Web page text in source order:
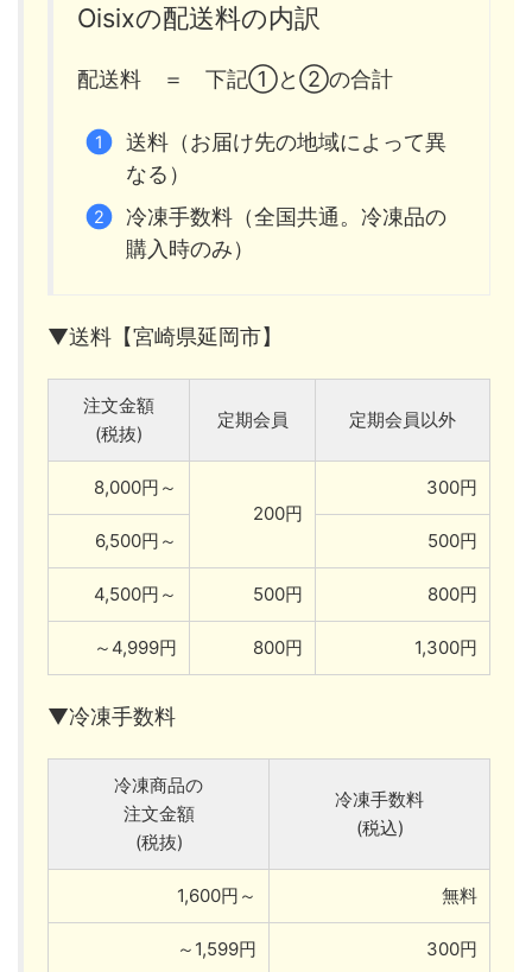
Oisixの配送料の内訳
配送料 ＝ 下記①と②の合計
送料（お届け先の地域によって異
なる）
冷凍手数料（全国共通。冷凍品の
購入時のみ）
▼送料【宮崎県延岡市】
注文金額
(税抜)
定期会員 定期会員以外
8,000円～
200円
300円
6,500円～ 500円
4,500円～ 500円 800円
～4,999円 800円 1,300円
▼冷凍手数料
冷凍商品の
注文金額
(税抜)
冷凍手数料
(税込)
1,600円～ 無料
～1,599円 300円